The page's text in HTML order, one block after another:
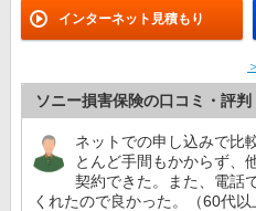
インターネット見積もり
ソニー損害保険の口コミ・評判
ネットでの申し込みで比
とんど手間もかからず、
契約できた。また、電話
くれたので良かった。（60代以